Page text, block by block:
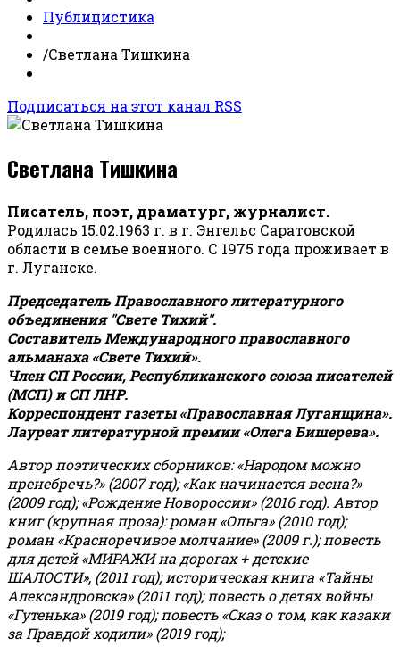
Публицистика
/Светлана Тишкина
Подписаться на этот канал RSS
Светлана Тишкина
Писатель, поэт, драматург, журналист.
Родилась 15.02.1963 г. в г. Энгельс Саратовской
области в семье военного. С 1975 года проживает в
г. Луганске.
Председатель Православного литературного
объединения "Свете Тихий".
Составитель Международного православного
альманаха «Свете Тихий».
Член СП России, Республиканского союза писателей
(МСП) и СП ЛНР.
Корреспондент газеты «Православная Луганщина».
Лауреат литературной премии «Олега Бишерева».
Автор поэтических сборников: «Народом можно
пренебречь?» (2007 год); «Как начинается весна?»
(2009 год); «Рождение Новороссии» (2016 год). Автор
книг (крупная проза): роман «Ольга» (2010 год);
роман «Красноречивое молчание» (2009 г.); повесть
для детей «МИРАЖИ на дорогах + детские
ШАЛОСТИ», (2011 год); историческая книга «Тайны
Александровска» (2011 год); повесть о детях войны
«Гутенька» (2019 год); повесть «Сказ о том, как казаки
за Правдой ходили» (2019 год);